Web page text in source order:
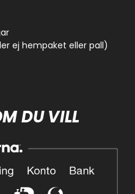
ej hempaket eller pall)
DU VILL